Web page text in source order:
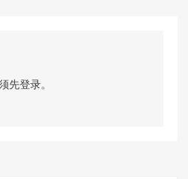
先登录。